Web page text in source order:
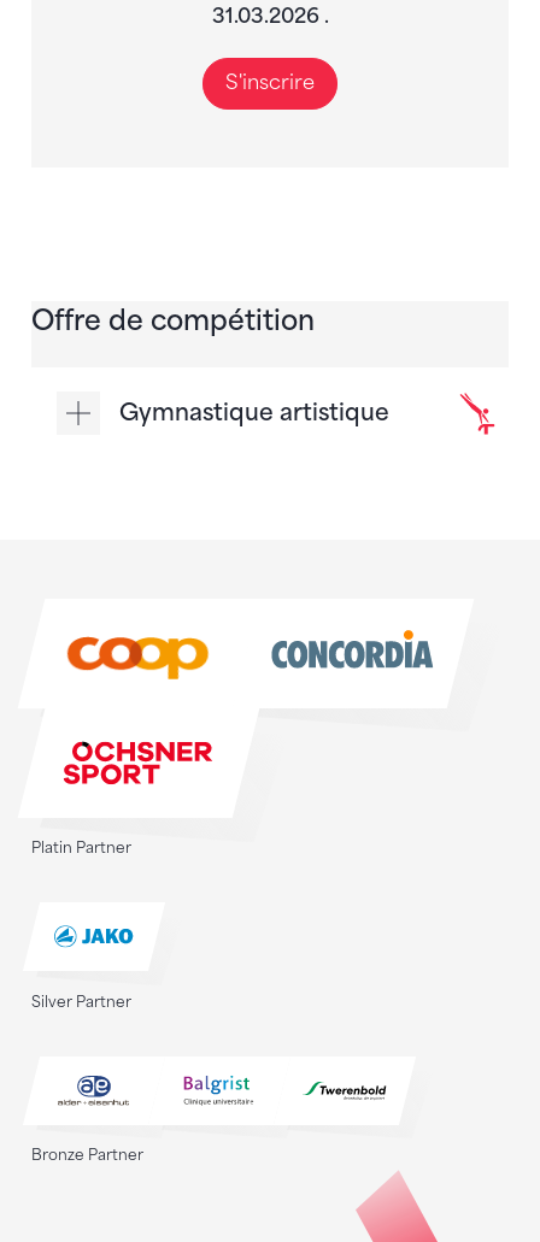
31.03.2026 .
S'inscrire
Offre de compétition
Gymnastique artistique
Platin Partner
Silver Partner
Bronze Partner